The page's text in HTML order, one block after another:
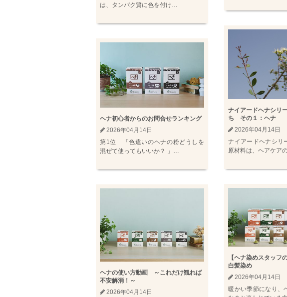
は、タンパク質に色を付け…
ヘナ初心者からのお問合せランキング
2026年04月14日
第1位 「色違いのヘナの粉どうしを
混ぜて使ってもいいか？ 」…
ヘナの使い方動画 ～これだけ観れば
不安解消！～
2026年04月14日
ナイアードヘナシリ
ち その１：ヘナ
2026年04月14日
ナイアードヘナシリ
原材料は、ヘアケア
【ヘナ染めスタッフ
白髪染め
2026年04月14日
暖かい季節になり、